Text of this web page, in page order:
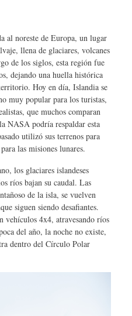
al noreste de Europa, un lugar
llena de glaciares, volcanes
de los siglos, esta región fue
dejando una huella histórica
Hoy en día, Islandia se
muy popular para los turistas,
que muchos comparan
NASA podría respaldar esta
utilizó sus terrenos para
las misiones lunares.
los glaciares islandeses
ríos bajan su caudal. Las
de la isla, se vuelven
siguen siendo desafiantes.
vehículos 4x4, atravesando ríos
del año, la noche no existe,
dentro del Círculo Polar